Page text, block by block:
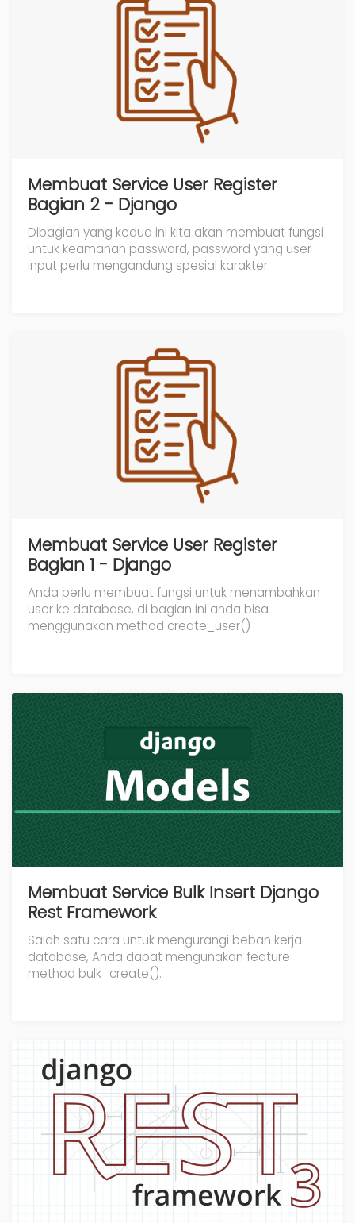
Membuat Service User Register
Bagian 2 - Django
Dibagian yang kedua ini kita akan membuat fungsi
untuk keamanan password, password yang user
input perlu mengandung spesial karakter.
Membuat Service User Register
Bagian 1 - Django
Anda perlu membuat fungsi untuk menambahkan
user ke database, di bagian ini anda bisa
menggunakan method create_user()
Membuat Service Bulk Insert Django
Rest Framework
Salah satu cara untuk mengurangi beban kerja
database, Anda dapat mengunakan feature
method bulk_create().